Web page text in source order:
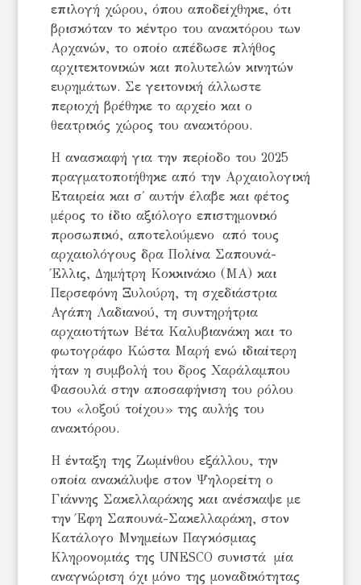
επιλογή χώρου, όπου αποδείχθηκε, ότι
βρισκόταν το κέντρο του ανακτόρου των
Αρχανών, το οποίο απέδωσε πλήθος
αρχιτεκτονικών και πολυτελών κινητών
ευρημάτων. Σε γειτονική άλλωστε
περιοχή βρέθηκε το αρχείο και ο
θεατρικός χώρος του ανακτόρου.
Η ανασκαφή για την περίοδο του 2025
πραγματοποιήθηκε από την Αρχαιολογική
Εταιρεία και σ΄ αυτήν έλαβε και φέτος
μέρος το ίδιο αξιόλογο επιστημονικό
προσωπικό, αποτελούμενο από τους
αρχαιολόγους δρα Πολίνα Σαπουνά-
Έλλις, Δημήτρη Κοκκινάκο (MA) και
Περσεφόνη Ξυλούρη, τη σχεδιάστρια
Αγάπη Λαδιανού, τη συντηρήτρια
αρχαιοτήτων Βέτα Καλυβιανάκη και το
φωτογράφο Κώστα Μαρή ενώ ιδιαίτερη
ήταν η συμβολή του δρος Χαράλαμπου
Φασουλά στην αποσαφήνιση του ρόλου
του «λοξού τοίχου» της αυλής του
ανακτόρου.
Η ένταξη της Ζωμίνθου εξάλλου, την
οποία ανακάλυψε στον Ψηλορείτη ο
Γιάννης Σακελλαράκης και ανέσκαψε με
την Έφη Σαπουνά-Σακελλαράκη, στον
Κατάλογο Μνημείων Παγκόσμιας
Κληρονομιάς της UNESCO συνιστά μία
αναγνώριση όχι μόνο της μοναδικότητας